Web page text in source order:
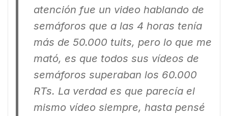
atención fue un video hablando de
semáforos que a las 4 horas tenía
más de 50.000 tuits, pero lo que me
mató, es que todos sus vídeos de
semáforos superaban los 60.000
RTs. La verdad es que parecía el
mismo vídeo siempre, hasta pensé